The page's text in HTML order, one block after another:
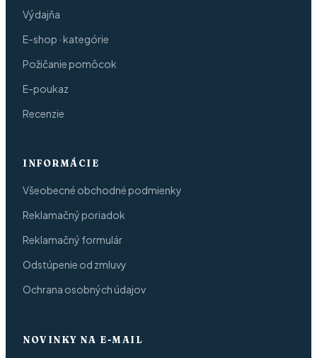
Výdajňa
E-shop · kategórie
Požičanie pomôcok
E-poukaz
Recenzie
INFORMÁCIE
Všeobecné obchodné podmienky
Reklamačný poriadok
Reklamačný formulár
Odstúpenie od zmluvy
Ochrana osobných údajov
NOVINKY NA E-MAIL